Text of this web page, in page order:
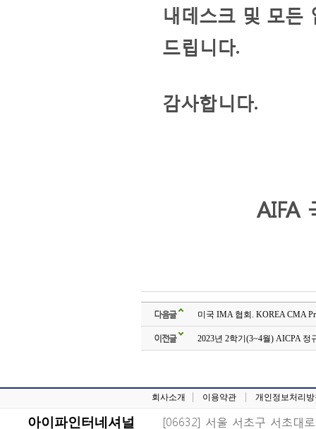
내데스크 및 모든
드립니다.
감사합니다.
AIFA
다음글 미국 IMA 협회. KOREA CMA
이전글 2023년 2학기(3~4월) AICPA
회사소개 이용약관 개인정보처리
아이파인터네셔널
[06632] 서울 서초구 서초대